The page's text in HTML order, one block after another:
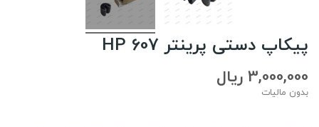
پیکاپ دستی پرینتر HP 607
3,000,000 ریال
بدون مالیات